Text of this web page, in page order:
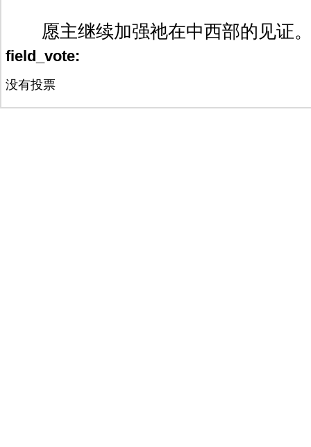
愿主继续加强祂在中西部的见证
field_vote:
没有投票